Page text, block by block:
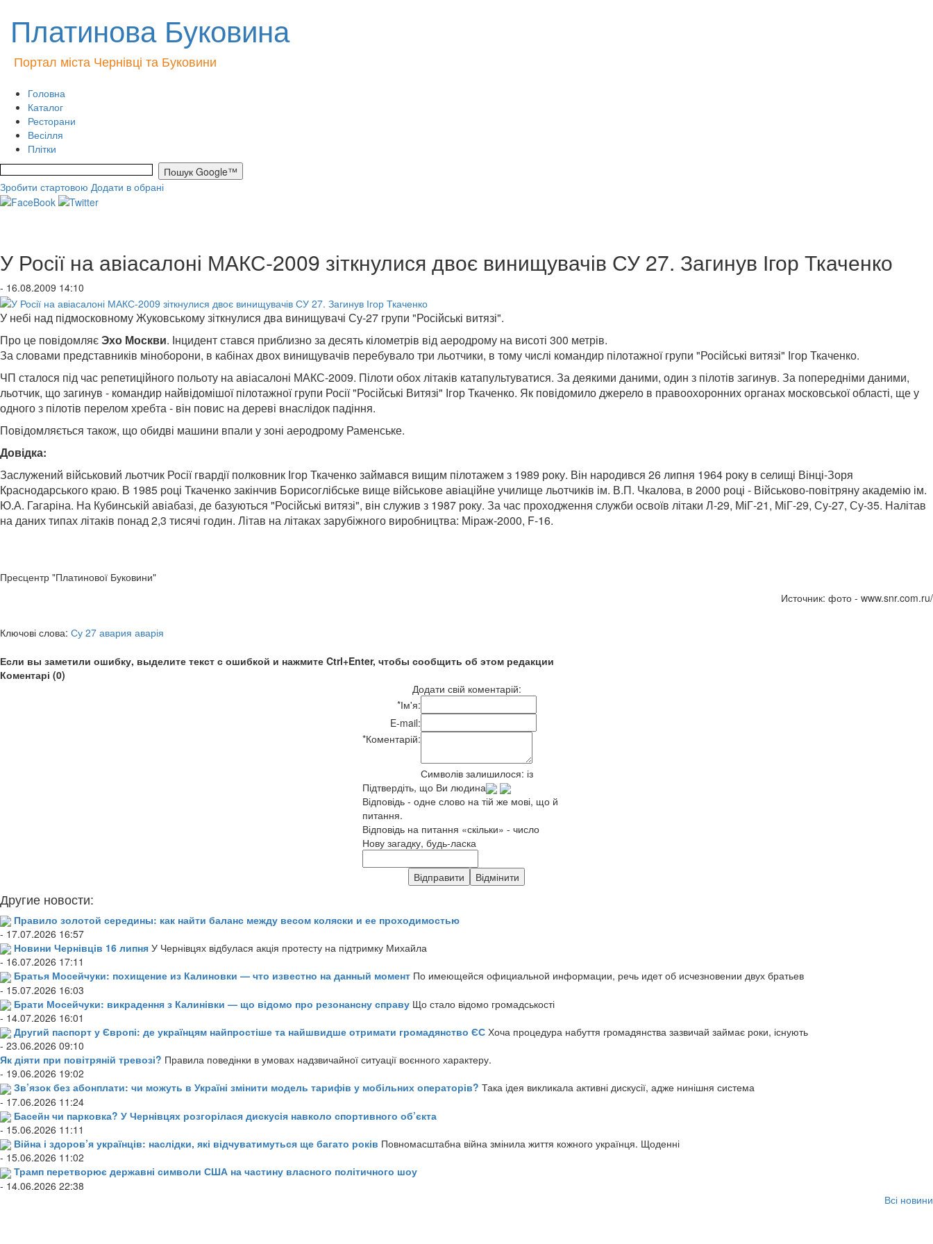
Платинова Буковина
Портал міста Чернівці та Буковини
Головна
Каталог
Ресторани
Весілля
Плітки
Зробити стартовою Додати в обрані
У Росії на авіасалоні МАКС-2009 зіткнулися двоє винищувачів СУ 27. Загинув Ігор Ткаченко
- 16.08.2009 14:10
У небі над підмосковному Жуковському зіткнулися два винищувачі Су-27 групи "Російські витязі".
Про це повідомляєЭхо Москви. Інцидент стався приблизно за десять кілометрів від аеродрому на висоті 300 метрів.
За словами представників міноборони, в кабінах двох винищувачів перебувало три льотчики, в тому числі командир пілотажної групи "Російські витязі" Ігор Ткаченко.
ЧП сталося під час репетиційного польоту на авіасалоні МАКС-2009. Пілоти обох літаків катапультуватися. За деякими даними, один з пілотів загинув. За попередніми даними,
льотчик, що загинув - командир найвідомішої пілотажної групи Росії "Російські Витязі" Ігор Ткаченко. Як повідомило джерело в правоохоронних органах московської області, ще у
одного з пілотів перелом хребта - він повис на дереві внаслідок падіння.
Повідомляється також, що обидві машини впали у зоні аеродрому Раменське.
Довідка:
Заслужений військовий льотчик Росії гвардії полковник Ігор Ткаченко займався вищим пілотажем з 1989 року. Він народився 26 липня 1964 року в селищі Вінці-Зоря
Краснодарського краю. В 1985 році Ткаченко закінчив Борисоглібське вище військове авіаційне училище льотчиків ім. В.П. Чкалова, в 2000 році - Військово-повітряну академію ім.
Ю.А. Гагаріна. На Кубинській авіабазі, де базуються "Російські витязі", він служив з 1987 року. За час проходження служби освоїв літаки Л-29, МіГ-21, МіГ-29, Су-27, Су-35. Налітав
на даних типах літаків понад 2,3 тисячі годин. Літав на літаках зарубіжного виробництва: Міраж-2000, F-16.
Пресцентр "Платинової Буковини"
Источник: фото - www.snr.com.ru/
Ключові слова: Су 27 авария аварія
Если вы заметили ошибку, выделите текст с ошибкой и нажмите Ctrl+Enter, чтобы сообщить об этом редакции
Коментарі (0)
Додати свій коментарій:
*Ім'я:
E-mail:
*Коментарій:
Символів залишилося: із
Підтвердіть, що Ви людина
Відповідь - одне слово на тій же мові, що й
питання.
Відповідь на питання «скільки» - число
Нову загадку, будь-ласка
Другие новости:
Правило золотой середины: как найти баланс между весом коляски и ее проходимостью
- 17.07.2026 16:57
Новини Чернівців 16 липня У Чернівцях відбулася акція протесту на підтримку Михайла
- 16.07.2026 17:11
Братья Мосейчуки: похищение из Калиновки — что известно на данный момент По имеющейся официальной информации, речь идет об исчезновении двух братьев
- 15.07.2026 16:03
Брати Мосейчуки: викрадення з Калинівки — що відомо про резонансну справу Що стало відомо громадськості
- 14.07.2026 16:01
Другий паспорт у Європі: де українцям найпростіше та найшвидше отримати громадянство ЄС Хоча процедура набуття громадянства зазвичай займає роки, існують
- 23.06.2026 09:10
Як діяти при повітряній тревозі? Правила поведінки в умовах надзвичайної ситуації воєнного характеру.
- 19.06.2026 19:02
Зв’язок без абонплати: чи можуть в Україні змінити модель тарифів у мобільних операторів? Така ідея викликала активні дискусії, адже нинішня система
- 17.06.2026 11:24
Басейн чи парковка? У Чернівцях розгорілася дискусія навколо спортивного об’єкта
- 15.06.2026 11:11
Війна і здоров’я українців: наслідки, які відчуватимуться ще багато років Повномасштабна війна змінила життя кожного українця. Щоденні
- 15.06.2026 11:02
Трамп перетворює державні символи США на частину власного політичного шоу
- 14.06.2026 22:38
Всі новини